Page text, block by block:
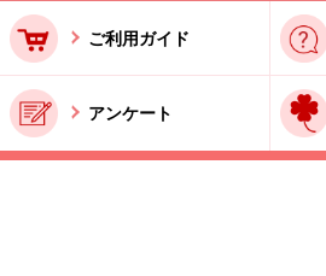
ご利用ガイド
アンケート